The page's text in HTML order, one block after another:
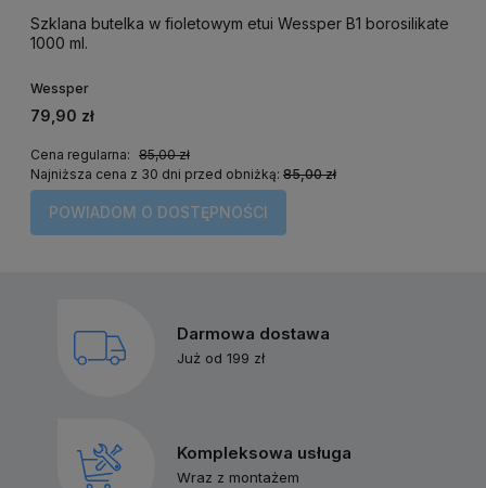
Szklana butelka w fioletowym etui Wessper B1 borosilikate
1000 ml.
Wessper
79,90 zł
Cena regularna: 85,00 zł
Najniższa cena z 30 dni przed obniżką: 85,00 zł
POWIADOM O DOSTĘPNOŚCI
Darmowa dostawa
Już od 199 zł
Kompleksowa usługa
Wraz z montażem